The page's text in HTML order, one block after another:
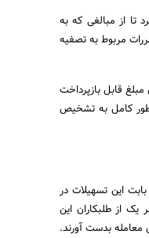
تا از مبالغی که به
مربوط به تصفیه
قابل بازپرداخت
طور کامل به تشخیص
این تسهیلات در
یک از طلبکاران این
معامله بدست آورند.